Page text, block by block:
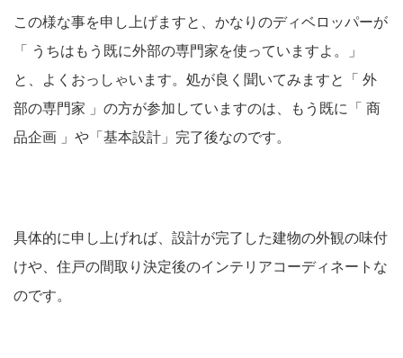
この様な事を申し上げますと、かなりのディベロッパーが
「 うちはもう既に外部の専門家を使っていますよ。」
と、よくおっしゃいます。処が良く聞いてみますと「 外
部の専門家 」の方が参加していますのは、もう既に「 商
品企画 」や「基本設計」完了後なのです。
具体的に申し上げれば、設計が完了した建物の外観の味付
けや、住戸の間取り決定後のインテリアコーディネートな
のです。